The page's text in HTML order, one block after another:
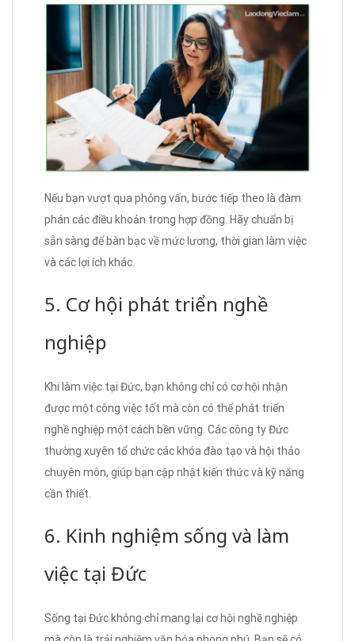
Nếu bạn vượt qua phỏng vấn, bước tiếp theo là đàm
phán các điều khoản trong hợp đồng. Hãy chuẩn bị
sẵn sàng để bàn bạc về mức lương, thời gian làm việc
và các lợi ích khác.
5. Cơ hội phát triển nghề
nghiệp
Khi làm việc tại Đức, bạn không chỉ có cơ hội nhận
được một công việc tốt mà còn có thể phát triển
nghề nghiệp một cách bền vững. Các công ty Đức
thường xuyên tổ chức các khóa đào tạo và hội thảo
chuyên môn, giúp bạn cập nhật kiến thức và kỹ năng
cần thiết.
6. Kinh nghiệm sống và làm
việc tại Đức
Sống tại Đức không chỉ mang lại cơ hội nghề nghiệp